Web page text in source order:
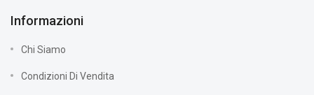
Informazioni
Chi Siamo
Condizioni Di Vendita